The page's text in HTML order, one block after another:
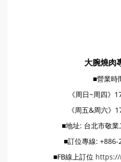
大腕燒肉
■營業時
《周日~周四》
《周五&周六》
■地址: 台北市敬
■訂位專線:
■FB線上訂位 https://